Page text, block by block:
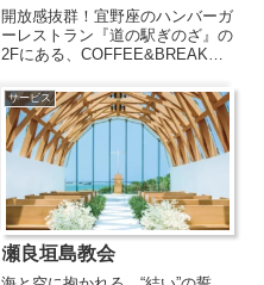
開放感抜群！宜野座のハンバーガ
ーレストラン『道の駅ぎのざ』の
2Fにある、COFFEE&BREAK
海を眺めながらゆったり過ごせる
場所です。開放感のある店内でい
ただけるのは、バンズ、パティ、
ソース全てが...
サービス
瀬良垣島教会